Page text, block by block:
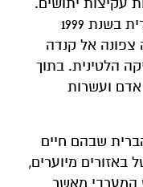
עקיצות יתושים.
היא זוהתה לראשונה בארצות הברית בשנת 1999
אל קנדה
הלטינית. בתוך
אדם ועשרות
שבהם חיים
באזורים מיוערים,
המערבי מאשר